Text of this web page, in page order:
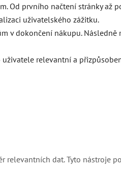
Od prvního načtení stránky až
uživatelského zážitku.
v dokončení nákupu. Následně
relevantní a
relevantních dat. Tyto nástroje